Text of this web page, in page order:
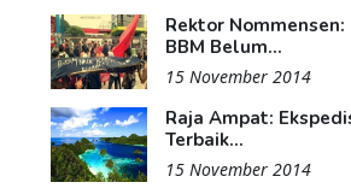
Rektor Nommensen:
BBM Belum...
15 November 2014
Raja Ampat:
Terbaik...
15 November 2014